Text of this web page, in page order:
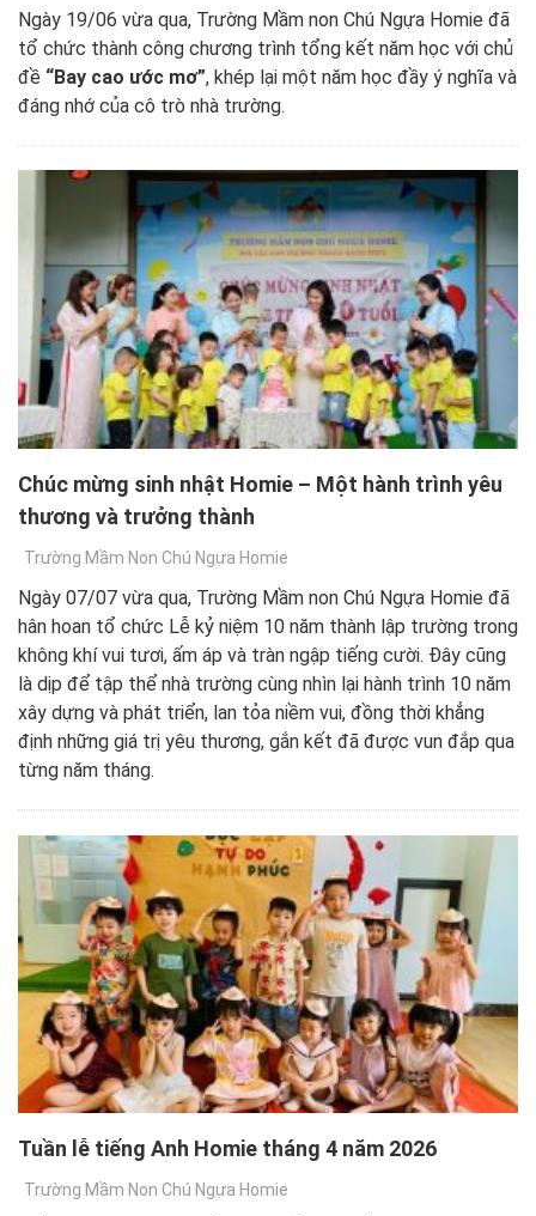
Ngày 19/06 vừa qua, Trường Mầm non Chú Ngựa Homie đã
tổ chức thành công chương trình tổng kết năm học với chủ
đề “Bay cao ước mơ”, khép lại một năm học đầy ý nghĩa và
đáng nhớ của cô trò nhà trường.
Chúc mừng sinh nhật Homie – Một hành trình yêu
thương và trưởng thành
Trường Mầm Non Chú Ngựa Homie
Ngày 07/07 vừa qua, Trường Mầm non Chú Ngựa Homie đã
hân hoan tổ chức Lễ kỷ niệm 10 năm thành lập trường trong
không khí vui tươi, ấm áp và tràn ngập tiếng cười. Đây cũng
là dịp để tập thể nhà trường cùng nhìn lại hành trình 10 năm
xây dựng và phát triển, lan tỏa niềm vui, đồng thời khẳng
định những giá trị yêu thương, gắn kết đã được vun đắp qua
từng năm tháng.
Tuần lễ tiếng Anh Homie tháng 4 năm 2026
Trường Mầm Non Chú Ngựa Homie